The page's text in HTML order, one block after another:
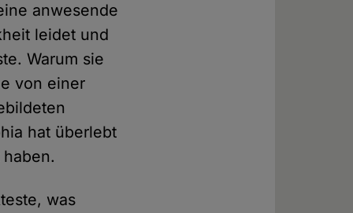
anwesende
leidet und
Warum sie
von einer
hat überlebt
was